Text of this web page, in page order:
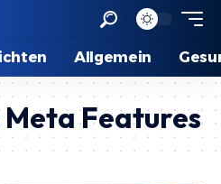
Allgemein
Meta Features